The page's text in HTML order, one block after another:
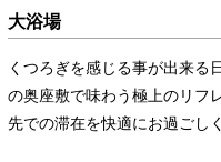
大浴場
くつろぎを感じる事が出来る
の奥座敷で味わう極上のリフ
先での滞在を快適にお過ごし